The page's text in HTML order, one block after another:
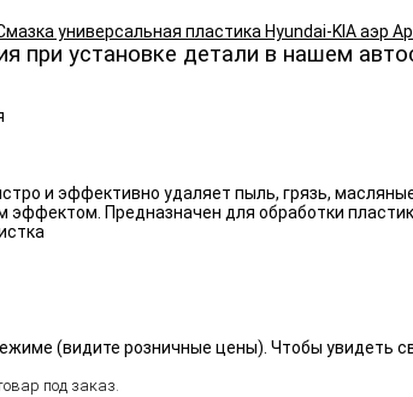
при установке детали в нашем
и эффективно удаляет пыль, грязь,
эффектом. Предназначен для обработки
(видите розничные цены). Чтобы увидеть
под заказ.